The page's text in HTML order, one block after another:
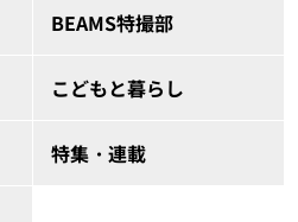
BEAMS特撮部
こどもと暮らし
特集・連載